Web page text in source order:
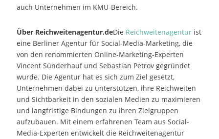
auch Unternehmen im KMU-Bereich.
Über Reichweitenagentur.deDie Reichweitenagenturist
eine Berliner Agentur für Social-Media-Marketing, die
von den renommierten Online-Marketing-Experten
Vincent Sünderhauf und Sebastian Petrov gegründet
wurde. Die Agentur hat es sich zum Ziel gesetzt,
Unternehmen dabei zu unterstützen, ihre Reichweiten
und Sichtbarkeit in den sozialen Medien zu maximieren
und langfristige Bindungen zu ihren Zielgruppen
aufzubauen. Mit einem erfahrenen Team aus Social-
Media-Experten entwickelt die Reichweitenagentur